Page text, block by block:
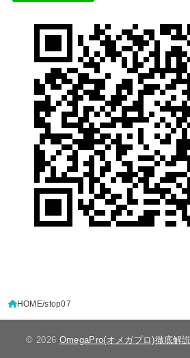
HOME stop07
© 2026 OmegaPro(オメガプロ)徹底解説